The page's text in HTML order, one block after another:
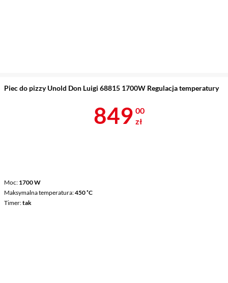
Piec do pizzy Unold Don Luigi 68815 1700W Regulacja temperatury
Moc 1700 W
Maksymalna temperatura 450 ˚C
Timer tak
Cena 849 zł
849 00
zł